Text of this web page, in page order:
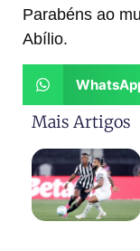
Parabéns ao
Abílio.
Mais Artigos